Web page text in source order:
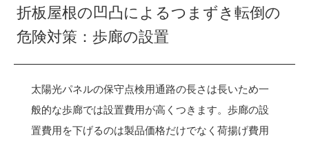
折板屋根の凹凸によるつまずき転倒の
危険対策：歩廊の設置
太陽光パネルの保守点検用通路の長さは長いため一
般的な歩廊では設置費用が高くつきます。歩廊の設
置費用を下げるのは製品価格だけでなく荷揚げ費用